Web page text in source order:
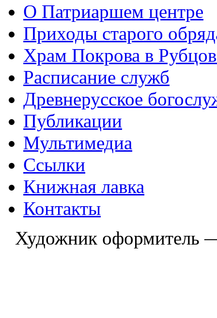
О Патриаршем центре
Приходы старого
Храм Покрова в
Расписание служб
Древнерусское
Публикации
Мультимедиа
Ссылки
Книжная лавка
Контакты
Художник оформитель